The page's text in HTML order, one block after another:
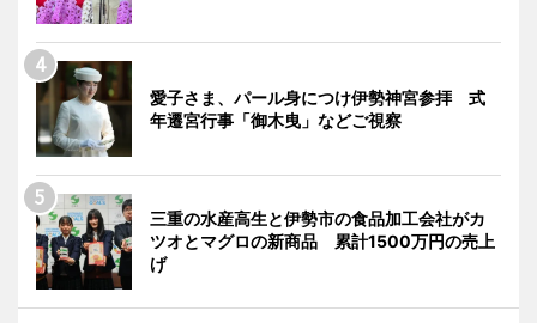
愛子さま、パール身につけ伊勢神宮参拝 式
年遷宮行事「御木曳」などご視察
三重の水産高生と伊勢市の食品加工会社がカ
ツオとマグロの新商品 累計1500万円の売上
げ